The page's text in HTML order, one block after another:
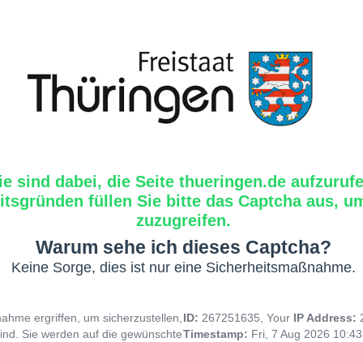
sind dabei, die Seite thueringen.de
füllen Sie bitte das Captcha aus,
zuzugreifen.
Warum sehe ich dieses Captcha?
Keine Sorge, dies ist nur eine Sicherheitsmaßnahme.
ergriffen, um sicherzustellen,
Sie werden auf die gewünschte
ID: 267251635, Your IP Address:
Timestamp: Fri, 7 Aug 2026